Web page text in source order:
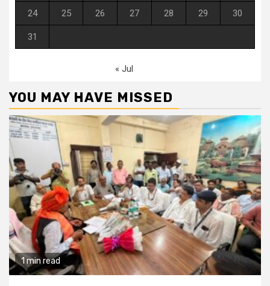
24 25 26 27 28 29 30
31
« Jul
YOU MAY HAVE MISSED
1 min read